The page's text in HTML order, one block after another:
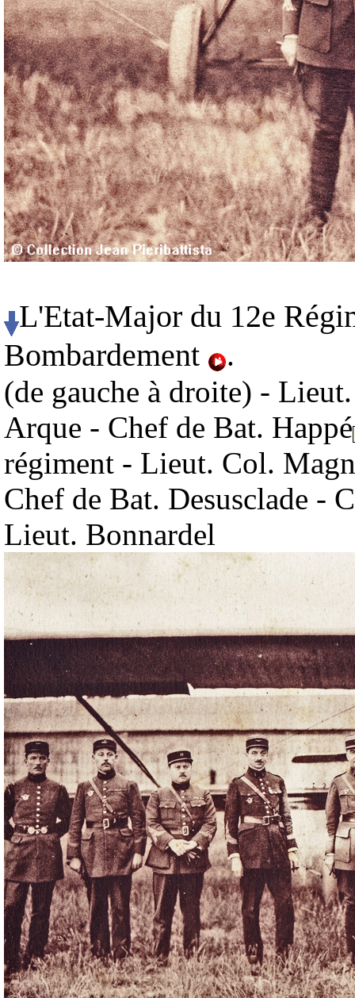
L'Etat-Major du 12e
Bombardement
.
(de gauche à droite) -
Arque - Chef de Bat. Happé
régiment - Lieut. Col.
Chef de Bat. Desusclade -
Lieut. Bonnardel